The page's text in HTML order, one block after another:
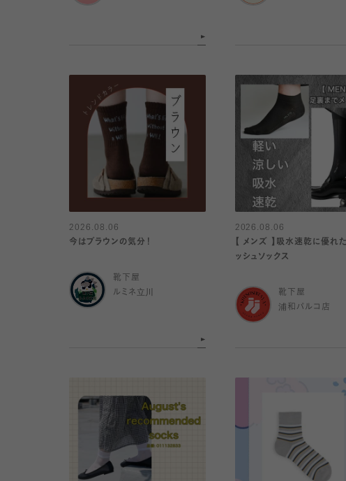
2026.08.06
今はブラウンの気分！
靴下屋
ルミネ立川
2026.08.06
【 メンズ 】吸水速乾に優れ
ッシュソックス
靴下屋
浦和パルコ店